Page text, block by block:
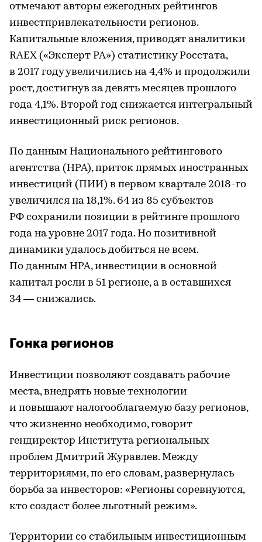
отмечают авторы ежегодных рейтингов
инвестпривлекательности регионов.
Капитальные вложения, приводят аналитики
RAEX («Эксперт РА») статистику Росстата,
в 2017 году увеличились на 4,4% и продолжили
рост, достигнув за девять месяцев прошлого
года 4,1%. Второй год снижается интегральный
инвестиционный риск регионов.
По данным Национального рейтингового
агентства (НРА), приток прямых иностранных
инвестиций (ПИИ) в первом квартале 2018-го
увеличился на 18,1%. 64 из 85 субъектов
РФ сохранили позиции в рейтинге прошлого
года на уровне 2017 года. Но позитивной
динамики удалось добиться не всем.
По данным НРА, инвестиции в основной
капитал росли в 51 регионе, а в оставшихся
34 — снижались.
Гонка регионов
Инвестиции позволяют создавать рабочие
места, внедрять новые технологии
и повышают налогооблагаемую базу регионов,
что жизненно необходимо, говорит
гендиректор Института региональных
проблем Дмитрий Журавлев. Между
территориями, по его словам, развернулась
борьба за инвесторов: «Регионы соревнуются,
кто создаст более льготный режим».
Территории со стабильным инвестиционным